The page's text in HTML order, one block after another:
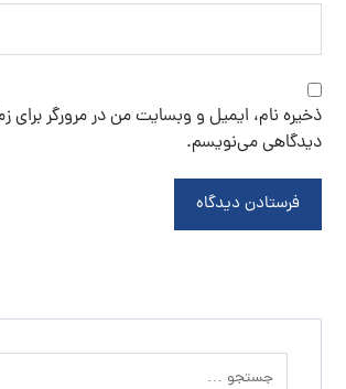
ذخیره نام، ایمیل و وبسایت من در مرورگر برای
دیدگاهی می‌نویسم.
فرستادن دیدگاه